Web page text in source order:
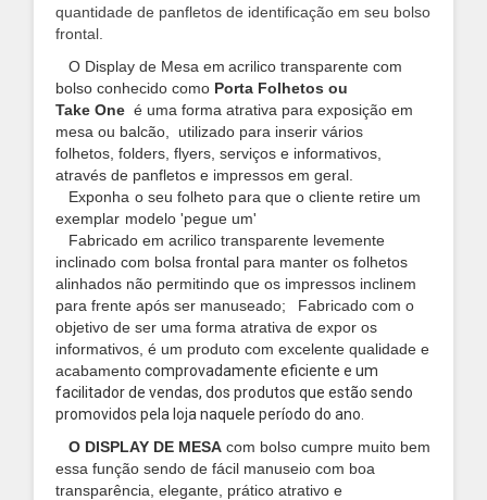
quantidade de panfletos de identificação em seu bolso
frontal.
O Display de Mesa em acrilico transparente com
bolso conhecido como Porta Folhetos ou
Take One é uma forma atrativa para exposição em
mesa ou balcão,
utilizado para inserir vários
folhetos, folders, flyers, serviços e informativos,
através de panfletos e impressos em geral.
Exponha o seu folheto para que o cliente retire um
exemplar modelo 'pegue um'
Fabricado em acrilico transparente levemente
inclinado com bolsa frontal para manter os folhetos
alinhados não permitindo que os impressos inclinem
para frente após ser manuseado;
Fabricado com o
objetivo de ser uma forma atrativa de expor os
informativos , é um produto com excelente qualidade e
acabamentocomprovadamente eficiente e um
facilitador de vendas, dos produtos que estão sendo
promovidos pela loja naquele período do ano.
O DISPLAY DE MESA com bolso cumpre muito bem
essa função sendo de fácil manuseio com boa
transparência, elegante, prático atrativo e